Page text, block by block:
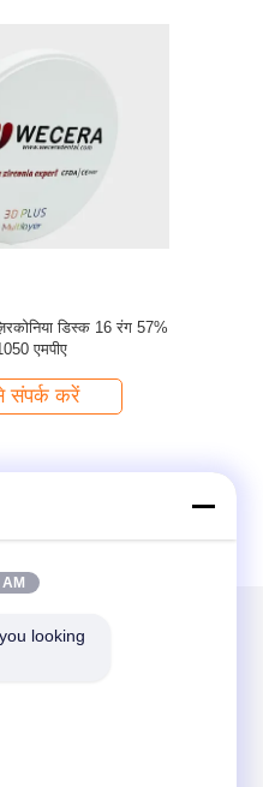
ज़िरकोनिया ब्लॉक
1200 एमपीए
संपर्क करें
looking